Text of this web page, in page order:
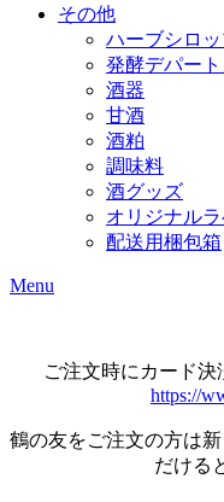
その他
ハーブシロッ
発酵デパート
酒器
甘酒
酒粕
調味料
酒グッズ
オリジナル
配送用梱包箱
Menu
ご注文時にカード
https://
鶴の友をご注文の方は
だける